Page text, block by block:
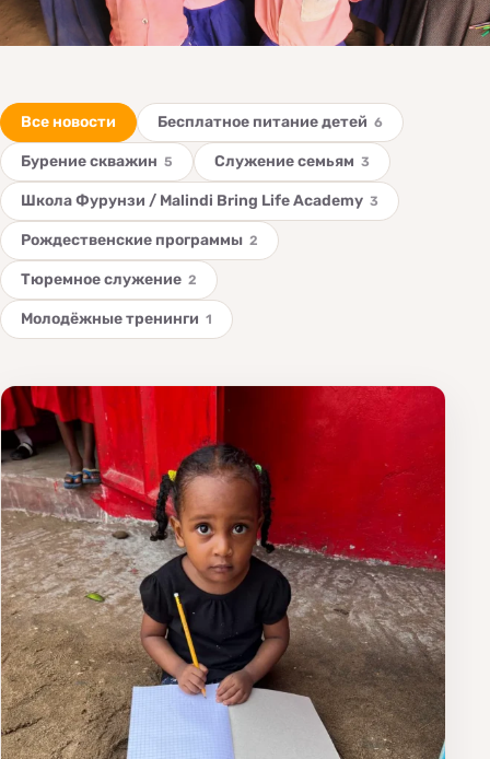
Все новости Бесплатное питание детей 6
Бурение скважин 5 Служение семьям 3
Школа Фурунзи / Malindi Bring Life Academy 3
Рождественские программы 2
Тюремное служение 2
Молодёжные тренинги 1